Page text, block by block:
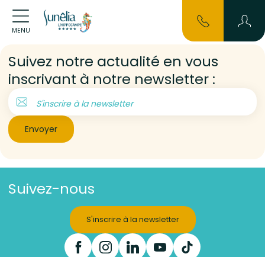
MENU
Suivez notre actualité en vous
inscrivant à notre newsletter :
S'inscrire à la newsletter
Envoyer
Suivez-nous
S'inscrire à la newsletter